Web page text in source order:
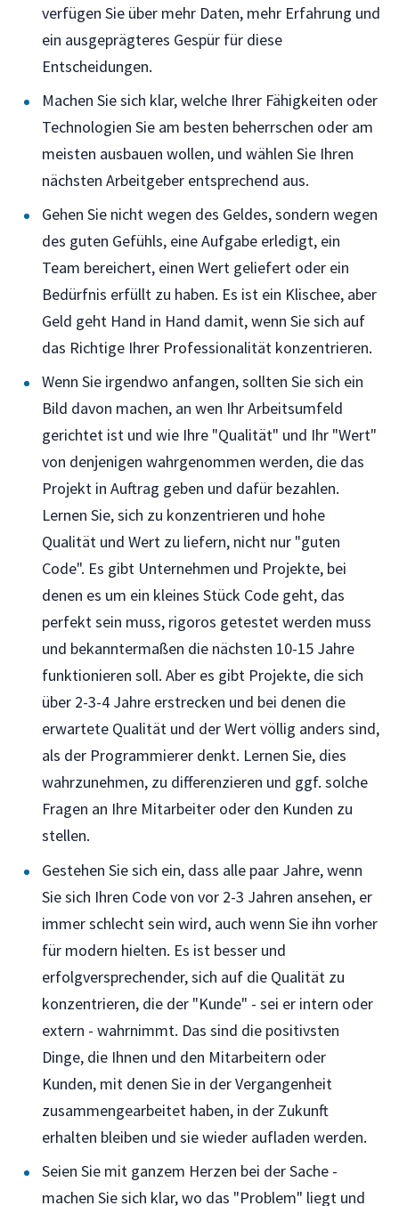
verfügen Sie über mehr Daten, mehr Erfahrung und
ein ausgeprägteres Gespür für diese
Entscheidungen.
Machen Sie sich klar, welche Ihrer Fähigkeiten oder
Technologien Sie am besten beherrschen oder am
meisten ausbauen wollen, und wählen Sie Ihren
nächsten Arbeitgeber entsprechend aus.
Gehen Sie nicht wegen des Geldes, sondern wegen
des guten Gefühls, eine Aufgabe erledigt, ein
Team bereichert, einen Wert geliefert oder ein
Bedürfnis erfüllt zu haben. Es ist ein Klischee, aber
Geld geht Hand in Hand damit, wenn Sie sich auf
das Richtige Ihrer Professionalität konzentrieren.
Wenn Sie irgendwo anfangen, sollten Sie sich ein
Bild davon machen, an wen Ihr Arbeitsumfeld
gerichtet ist und wie Ihre "Qualität" und Ihr "Wert"
von denjenigen wahrgenommen werden, die das
Projekt in Auftrag geben und dafür bezahlen.
Lernen Sie, sich zu konzentrieren und hohe
Qualität und Wert zu liefern, nicht nur "guten
Code". Es gibt Unternehmen und Projekte, bei
denen es um ein kleines Stück Code geht, das
perfekt sein muss, rigoros getestet werden muss
und bekanntermaßen die nächsten 10-15 Jahre
funktionieren soll. Aber es gibt Projekte, die sich
über 2-3-4 Jahre erstrecken und bei denen die
erwartete Qualität und der Wert völlig anders sind,
als der Programmierer denkt. Lernen Sie, dies
wahrzunehmen, zu differenzieren und ggf. solche
Fragen an Ihre Mitarbeiter oder den Kunden zu
stellen.
Gestehen Sie sich ein, dass alle paar Jahre, wenn
Sie sich Ihren Code von vor 2-3 Jahren ansehen, er
immer schlecht sein wird, auch wenn Sie ihn vorher
für modern hielten. Es ist besser und
erfolgversprechender, sich auf die Qualität zu
konzentrieren, die der "Kunde" - sei er intern oder
extern - wahrnimmt. Das sind die positivsten
Dinge, die Ihnen und den Mitarbeitern oder
Kunden, mit denen Sie in der Vergangenheit
zusammengearbeitet haben, in der Zukunft
erhalten bleiben und sie wieder aufladen werden.
Seien Sie mit ganzem Herzen bei der Sache -
machen Sie sich klar, wo das "Problem" liegt und